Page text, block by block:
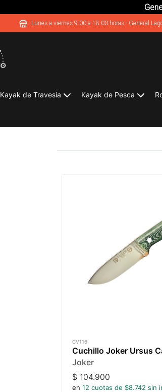
Lunes a viernes 9:00 a 18:00 horas - General
Kayak de Travesía Kayak de Pesca
CV116
Cuchillo Joker Ursus
Joker
$ 104.900
en 12 cuotas de $8.742 sin